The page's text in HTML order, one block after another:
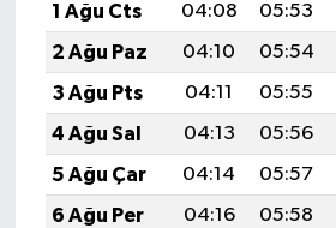
1 Ağu Cts
04:08 05:53
2 Ağu Paz
04:10 05:54
3 Ağu Pts
04:11 05:55
4 Ağu Sal
04:13 05:56
5 Ağu Çar
04:14 05:57
6 Ağu Per
04:16 05:58